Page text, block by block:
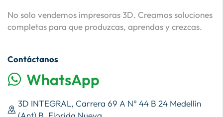
No solo vendemos impresoras 3D. Creamos soluciones
completas para que produzcas, aprendas y crezcas.
Contáctanos
WhatsApp
3D INTEGRAL, Carrera 69 A N° 44 B 24 Medellín